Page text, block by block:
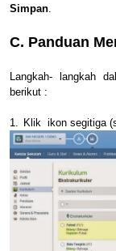
Simpan
C. Panduan
Langkah- langkah
berikut :
1. Klik ikon segitiga